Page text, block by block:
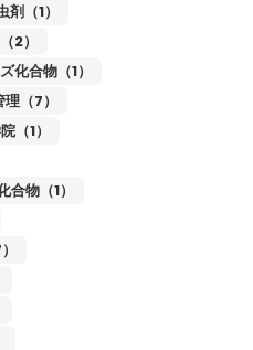
剤（1）
2）
化合物（1）
（7）
（1）
合物（1）